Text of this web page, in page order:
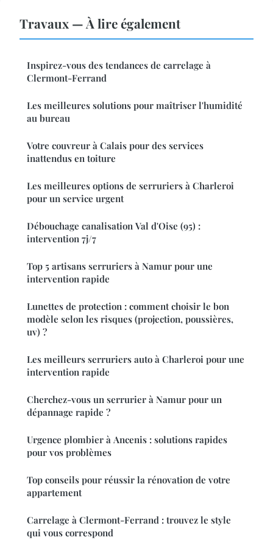
Travaux — À lire également
Inspirez-vous des tendances de carrelage à
Clermont-Ferrand
Les meilleures solutions pour maîtriser l'humidité
au bureau
Votre couvreur à Calais pour des services
inattendus en toiture
Les meilleures options de serruriers à Charleroi
pour un service urgent
Débouchage canalisation Val d'Oise (95) :
intervention 7j/7
Top 5 artisans serruriers à Namur pour une
intervention rapide
Lunettes de protection : comment choisir le bon
modèle selon les risques (projection, poussières,
uv) ?
Les meilleurs serruriers auto à Charleroi pour une
intervention rapide
Cherchez-vous un serrurier à Namur pour un
dépannage rapide ?
Urgence plombier à Ancenis : solutions rapides
pour vos problèmes
Top conseils pour réussir la rénovation de votre
appartement
Carrelage à Clermont-Ferrand : trouvez le style
qui vous correspond